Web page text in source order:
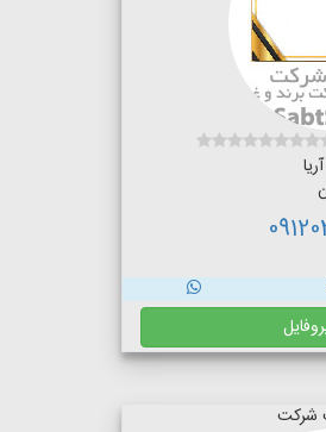
شرکت